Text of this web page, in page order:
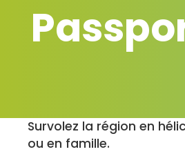
Survolez la région en
ou en famille.